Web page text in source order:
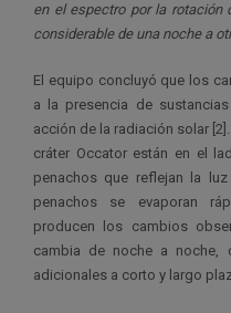
en el espectro por la rotación
considerable de una noche a
El equipo concluyó que los
a la presencia de
acción de la radiación solar
cráter Occator están en el
penachos que reflejan la
penachos se evaporan
producen los cambios
cambia de noche a noche,
adicionales a corto y largo